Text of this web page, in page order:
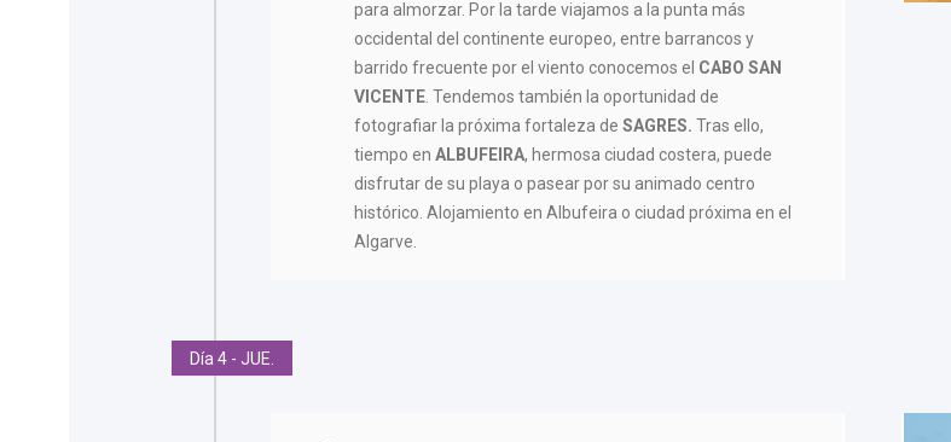
para almorzar. Por la tarde viajamos a la punta más
occidental del continente europeo, entre barrancos y
barrido frecuente por el viento conocemos el CABO SAN
VICENTE . Tendemos también la oportunidad de
fotografiar la próxima fortaleza deSAGRES. Tras ello,
tiempo enALBUFEIRA, hermosa ciudad costera, puede
disfrutar de su playa o pasear por su animado centro
histórico. Alojamiento en Albufeira o ciudad próxima en el
Algarve.
Día 4 - JUE.